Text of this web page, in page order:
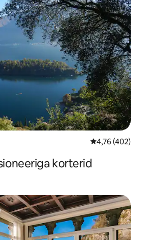
Keskmine
4,76 (402)
korterid